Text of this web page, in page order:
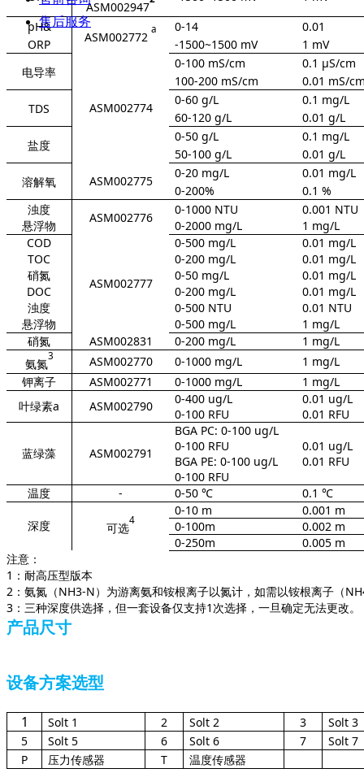
ASM002947
pH&
ASM002772
a 0-14
0.01
ORP
-1500~1500 mV
1 mV
电导率
ASM002774
0-100 mS/cm
100-200 mS/cm
0.1 μS/cm
0.01 mS/
TDS
0-60 g/L
60-120 g/L
0.1 mg/L
0.01 g/L
盐度
0-50 g/L
50-100 g/L
0.1 mg/L
0.01 g/L
溶解氧
ASM002775
0-20 mg/L
0-200%
0.01 mg/L
0.1 %
浊度
ASM002776
0-1000 NTU
0.001 NTU
悬浮物
0-2000 mg/L
1 mg/L
COD
ASM002777
0-500 mg/L
0.01 mg/L
TOC
0-200 mg/L
0.01 mg/L
硝氮
0-50 mg/L
0.01 mg/L
DOC
0-200 mg/L
0.01 mg/L
浊度
0-500 NTU
0.01 NTU
悬浮物
0-500 mg/L
1 mg/L
硝氮
ASM002831 0-200 mg/L
1 mg/L
氨氮
3 ASM002770 0-1000 mg/L
1 mg/L
钾离子
ASM002771 0-1000 mg/L
1 mg/L
叶绿素a
ASM002790
0-400 ug/L
0-100 RFU
0.01 ug/L
0.01 RFU
蓝绿藻 ASM002791
BGA PC: 0-100 ug/L
0-100 RFU
BGA PE: 0-100 ug/L
0-100 RFU
0.01 ug/L
0.01 RFU
温度 - 0-50 ℃ 0.1 ℃
深度 可选
4
0-10 m
0.001 m
0-100m
0.002 m
0-250m
0.005 m
注意：
1：耐高压型版本
2：氨氮（NH3-N）为游离氨和铵根离子以氮计，如需以铵根离子（
3：三种深度供选择，但一套设备仅支持1次选择，一旦确定无法更改。
产品尺寸
设备方案选型
1 Solt 1 2 Solt 2 3
Solt 3
5
Solt 5 6 Solt 6 7
Solt 7
P
压力传感器 T 温度传感器
售后服务